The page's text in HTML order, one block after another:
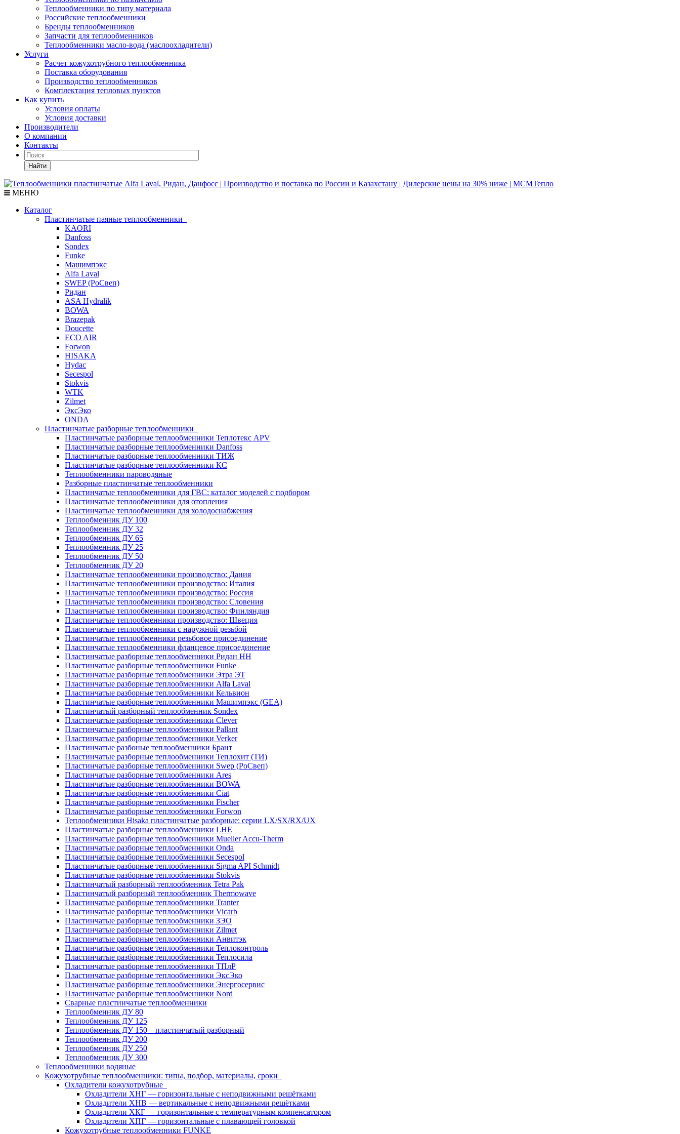
Теплообменники по типу материала
Российские теплообменники
Бренды теплообменников
Запчасти для теплообменников
Теплообменники масло-вода (маслоохладители)
Услуги
Расчет кожухотрубного теплообменника
Поставка оборудования
Производство теплообменников
Комплектация тепловых пунктов
Как купить
Условия оплаты
Условия доставки
Производители
О компании
Контакты
Найти
МЕНЮ
Каталог
Пластинчатые паяные теплообменники
KAORI
Danfoss
Sondex
Funke
Машимпэкс
Alfa Laval
SWEP (РоСвеп)
Ридан
ASA Hydralik
BOWA
Brazepak
Doucette
ECO AIR
Forwon
HISAKA
Hydac
Secespol
Stokvis
WTK
Zilmet
ЭксЭко
ONDA
Пластинчатые разборные теплообменники
Пластинчатые разборные теплообменники Теплотекс APV
Пластинчатые разборные теплообменники Danfoss
Пластинчатые разборные теплообменники ТИЖ
Пластинчатые разборные теплообменники КC
Теплообменники пароводяные
Разборные пластинчатые теплообменники
Пластинчатые теплообменники для ГВС: каталог моделей с подбором
Пластинчатые теплообменники для отопления
Пластинчатые теплообменники для холодоснабжения
Теплообменник ДУ 100
Теплообменник ДУ 32
Теплообменник ДУ 65
Теплообменник ДУ 25
Теплообменник ДУ 50
Теплообменник ДУ 20
Пластинчатые теплообменники производство: Дания
Пластинчатые теплообменники производство: Италия
Пластинчатые теплообменники производство: Россия
Пластинчатые теплообменники производство: Словения
Пластинчатые теплообменники производство: Финляндия
Пластинчатые теплообменники производство: Швеция
Пластинчатые теплообменники с наружной резьбой
Пластинчатые теплообменники резьбовое присоединение
Пластинчатые теплообменники фланцевое присоединение
Пластинчатые разборные теплообменники Ридан НН
Пластинчатые разборные теплообменники Funke
Пластинчатые разборные теплообменники Этра ЭТ
Пластинчатые разборные теплообменники Alfa Laval
Пластинчатые разборные теплообменники Кельвион
Пластинчатые разборные теплообменники Машимпэкс (GEA)
Пластинчатый разборный теплообменник Sondex
Пластинчатые разборные теплообменники Clever
Пластинчатые разборные теплообменники Pallant
Пластинчатые разборные теплообменники Verker
Пластинчатые разбоные теплообменники Брант
Пластинчатые разборные теплообменники Теплохит (ТИ)
Пластинчатые разборные теплообменники Swep (РоСвеп)
Пластинчатые разборные теплообменники Ares
Пластинчатые разборные теплообменники BOWA
Пластинчатые разборные теплообменники Ciat
Пластинчатые разборные теплообменники Fischer
Пластинчатые разборные теплообменники Forwon
Теплообменники Hisaka пластинчатые разборные: серии LX/SX/RX/UX
Пластинчатые разборные теплообменники LHE
Пластинчатые разборные теплообменники Mueller Accu-Therm
Пластинчатые разборные теплообменники Onda
Пластинчатые разборные теплообменники Secespol
Пластинчатые разборные теплообменники Sigma API Schmidt
Пластинчатые разборные теплообменники Stokvis
Пластинчатый разборный теплообменник Tetra Pak
Пластинчатый разборный теплообменник Thermowave
Пластинчатые разборные теплообменники Tranter
Пластинчатые разборные теплообменники Vicarb
Пластинчатые разборные теплообменники ЗЭО
Пластинчатые разборные теплообменники Zilmet
Пластинчатые разборные теплообменники Анвитэк
Пластинчатые разборные теплообменники Теплоконтроль
Пластинчатые разборные теплообменники Теплосила
Пластинчатые разборные теплообменники ТПлР
Пластинчатые разборные теплообменники ЭксЭко
Пластинчатые разборные теплообменники Энергосервис
Пластинчатые разборные теплообменники Nord
Сварные пластинчатые теплообменники
Теплообменник ДУ 80
Теплообменник ДУ 125
Теплообменник ДУ 150 – пластинчатый разборный
Теплообменник ДУ 200
Теплообменник ДУ 250
Теплообменник ДУ 300
Теплообменники водяные
Кожухотрубные теплообменники: типы, подбор, материалы, сроки
Охладители кожухотрубные
Охладители ХНГ — горизонтальные с неподвижными решётками
Охладители ХНВ — вертикальные с неподвижными решётками
Охладители ХКГ — горизонтальные с температурным компенсатором
Охладители ХПГ — горизонтальные с плавающей головкой
Кожухотрубные теплообменники FUNKE